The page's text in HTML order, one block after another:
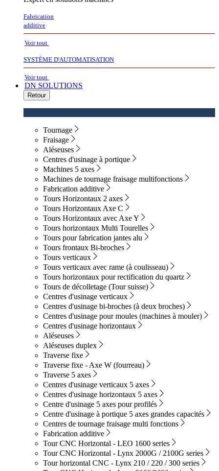
Fabrication
additive
Voir tout
SYSTÈME D'AUTOMATISATION
Voir tout
DN SOLUTIONS
Retour
Tournage
Fraisage
Aléseuses
Centres d'usinage à portique
Machines 5 axes
Machines de tournage fraisage multifonctions
Fabrication additive
Tours Horizontaux 2 axes
Tours Horizontaux Axe C
Tours Horizontaux avec Axe Y
Tours horizontaux Multi Tourelles
Tours pour fabrication jantes alu
Tours frontaux Bi-broches
Tours verticaux
Tours verticaux avec rame (à coulisseau)
Tours horizontaux pour rectification du quartz
Tours de décolletage (Tour suisse)
Centres d'usinage verticaux
Centres d'usinage bi-broches (à deux broches)
Centres d'usinage pour moules (machines à mouler)
Centres d'usinage horizontaux
Aléseuses
Aléseuses duplex
Traverse fixe
Traverse fixe - Axe W (fourreau)
Traverse 5 axes
Centres d'usinage verticaux 5 axes
Centres d'usinage horizontaux 5 axes
Centre d'usinage 5 axes pour profilés
Centre d'usinage à portique 5 axes grandes capacités
Centres de tournage fraisage multi fonctions
Fabrication additive
Tour CNC Horizontal - LEO 1600 series
Tour CNC Horizontal - Lynx 2000G / 2100G series
Tour horizontal CNC - Lynx 210 / 220 / 300 series